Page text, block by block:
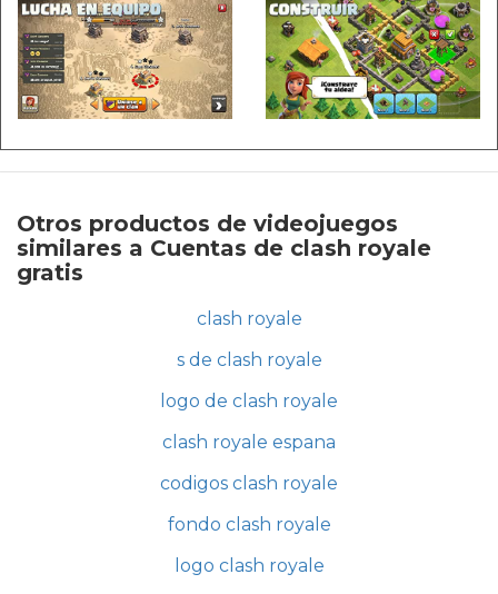
Otros productos de videojuegos
similares a Cuentas de clash royale
gratis
clash royale
s de clash royale
logo de clash royale
clash royale espana
codigos clash royale
fondo clash royale
logo clash royale